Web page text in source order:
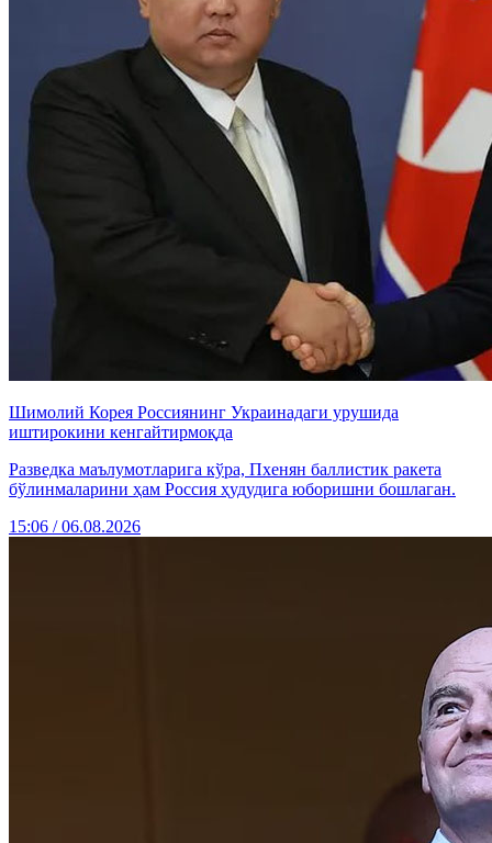
Шимолий Корея Россиянинг Украинадаги урушида
иштирокини кенгайтирмоқда
Разведка маълумотларига кўра, Пхенян баллистик ракета
бўлинмаларини ҳам Россия ҳудудига юборишни бошлаган.
15:06 / 06.08.2026